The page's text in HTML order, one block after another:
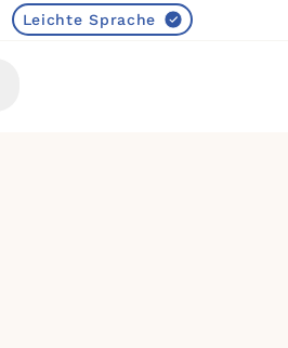
Leichte Sprache